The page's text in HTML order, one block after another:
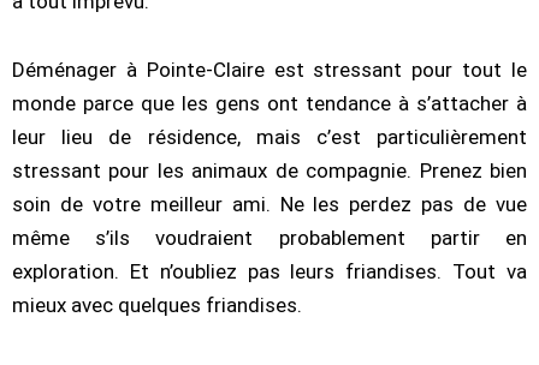
Déménager à Pointe-Claire est stressant pour tout le
monde parce que les gens ont tendance à s’attacher à
leur lieu de résidence, mais c’est particulièrement
stressant pour les animaux de compagnie. Prenez bien
soin de votre meilleur ami. Ne les perdez pas de vue
même s’ils voudraient probablement partir en
exploration. Et n’oubliez pas leurs friandises. Tout va
mieux avec quelques friandises.